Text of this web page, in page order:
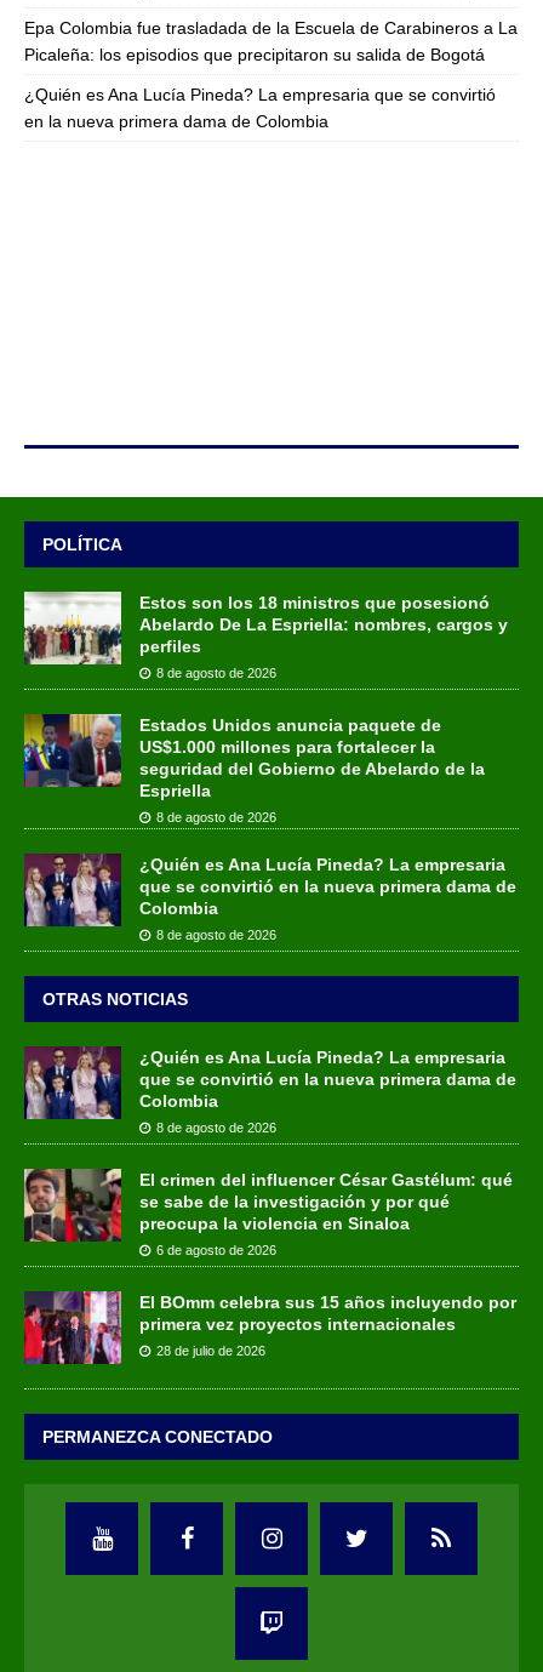
Epa Colombia fue trasladada de la Escuela de Carabineros a La
Picaleña: los episodios que precipitaron su salida de Bogotá
¿Quién es Ana Lucía Pineda? La empresaria que se convirtió
en la nueva primera dama de Colombia
POLÍTICA
Estos son los 18 ministros que posesionó
Abelardo De La Espriella: nombres, cargos y
perfiles
8 de agosto de 2026
Estados Unidos anuncia paquete de
US$1.000 millones para fortalecer la
seguridad del Gobierno de Abelardo de la
Espriella
8 de agosto de 2026
¿Quién es Ana Lucía Pineda? La empresaria
que se convirtió en la nueva primera dama de
Colombia
8 de agosto de 2026
OTRAS NOTICIAS
¿Quién es Ana Lucía Pineda? La empresaria
que se convirtió en la nueva primera dama de
Colombia
8 de agosto de 2026
El crimen del influencer César Gastélum: qué
se sabe de la investigación y por qué
preocupa la violencia en Sinaloa
6 de agosto de 2026
El BOmm celebra sus 15 años incluyendo por
primera vez proyectos internacionales
28 de julio de 2026
PERMANEZCA CONECTADO